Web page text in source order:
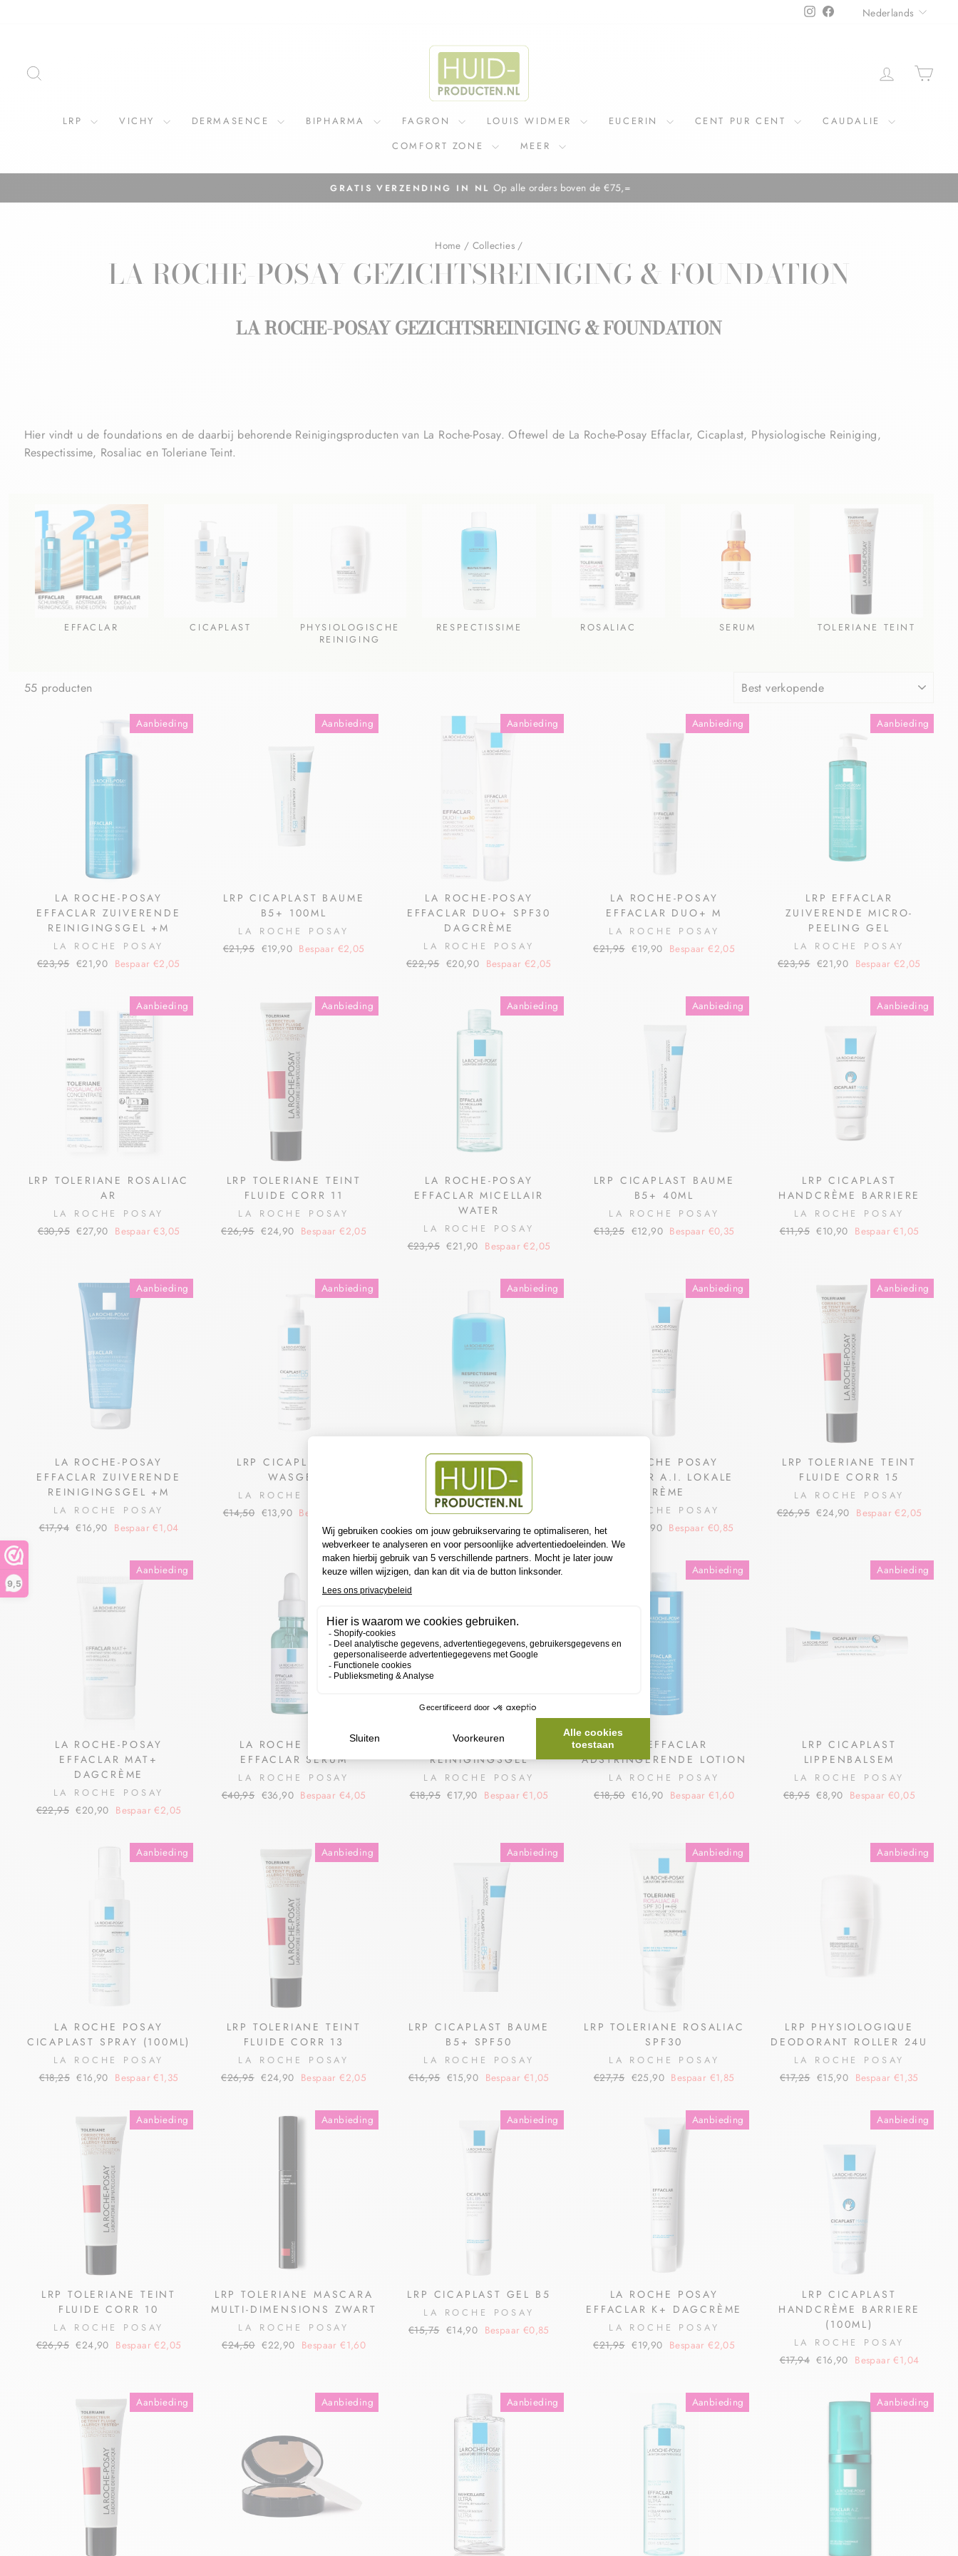
9,5
InstagramFacebookTAAL
Nederlands
LRP VICHY DERMASENCE BIPHARMA FAGRON LOUIS WIDMER EUCERIN CENT PUR CENT
CAUDALIE
COMFORT ZONE
MEER
Diavoorstelling
GRATIS VERZENDING IN NL Op alle orders boven de €75,=
Home / Collecties /
LA ROCHE-POSAY GEZICHTSREINIGING & FOUNDATION
LA ROCHE-POSAY GEZICHTSREINIGING & FOUNDATION
Hier vindt u de foundations en de daarbij behorende Reinigingsproducten van La Roche-Posay. Oftewel de La Roche-Posay Effaclar, Cicaplast, Physiologische Reiniging,
Respectissime, Rosaliac en Toleriane Teint.
EFFACLAR CICAPLAST
PHYSIOLOGISCHE
REINIGING
RESPECTISSIME ROSALIAC SERUM TOLERIANE TEINT
55 producten
Aanbieding
LA ROCHE-POSAY
EFFACLAR ZUIVERENDE
REINIGINGSGEL +M
LA ROCHE POSAY
€23,95 €21,90 Bespaar €2,05
Aanbieding
LRP CICAPLAST BAUME
B5+ 100ML
LA ROCHE POSAY
€21,95 €19,90 Bespaar €2,05
Aanbieding
LA ROCHE-POSAY
EFFACLAR DUO+ SPF30
DAGCRÈME
LA ROCHE POSAY
€22,95 €20,90 Bespaar €2,05
Aanbieding
LA ROCHE-POSAY
EFFACLAR DUO+ M
LA ROCHE POSAY
€21,95 €19,90 Bespaar €2,05
Aanbieding
LRP EFFACLAR
ZUIVERENDE MICRO-
PEELING GEL
LA ROCHE POSAY
€23,95 €21,90 Bespaar €2,05
Aanbieding
LRP TOLERIANE ROSALIAC
AR
LA ROCHE POSAY
€30,95 €27,90 Bespaar €3,05
Aanbieding
LRP TOLERIANE TEINT
FLUIDE CORR 11
LA ROCHE POSAY
€26,95 €24,90 Bespaar €2,05
Aanbieding
LA ROCHE-POSAY
EFFACLAR MICELLAIR
WATER
LA ROCHE POSAY
€23,95 €21,90 Bespaar €2,05
Aanbieding
LRP CICAPLAST BAUME
B5+ 40ML
LA ROCHE POSAY
€13,25 €12,90 Bespaar €0,35
Aanbieding
LRP CICAPLAST
HANDCRÈME BARRIERE
LA ROCHE POSAY
€11,95 €10,90 Bespaar €1,05
Aanbieding
LA ROCHE-POSAY
EFFACLAR ZUIVERENDE
REINIGINGSGEL +M
LA ROCHE POSAY
€17,94 €16,90 Bespaar €1,04
Aanbieding
LRP CICAPLAST B5
WASGEL
LA ROCHE POSAY
€14,50 €13,90 Bespaar €0,60
Aanbieding
LRP RESPECTISSIME
WATERPROOF OOG-
MAKEUP REINIGING
LA ROCHE POSAY
€20,50 €18,90 Bespaar €1,60
Aanbieding
LA ROCHE POSAY
EFFACLAR A.I. LOKALE
CRÈME
LA ROCHE POSAY
€17,75 €16,90 Bespaar €0,85
Aanbieding
LRP TOLERIANE TEINT
FLUIDE CORR 15
LA ROCHE POSAY
€26,95 €24,90 Bespaar €2,05
Aanbieding
LA ROCHE-POSAY
EFFACLAR MAT+
DAGCRÈME
LA ROCHE POSAY
€22,95 €20,90 Bespaar €2,05
Aanbieding
LA ROCHE POSAY
EFFACLAR SERUM
LA ROCHE POSAY
€40,95 €36,90 Bespaar €4,05
Aanbieding
LRP ROSALIAC MICELLAIRE
REINIGINGSGEL
LA ROCHE POSAY
€18,95 €17,90 Bespaar €1,05
Aanbieding
LRP EFFACLAR
ADSTRINGERENDE LOTION
LA ROCHE POSAY
€18,50 €16,90 Bespaar €1,60
Aanbieding
LRP CICAPLAST
LIPPENBALSEM
LA ROCHE POSAY
€8,95 €8,90 Bespaar €0,05
Aanbieding
LA ROCHE POSAY
CICAPLAST SPRAY (100ML)
LA ROCHE POSAY
€18,25 €16,90 Bespaar €1,35
Aanbieding
LRP TOLERIANE TEINT
FLUIDE CORR 13
LA ROCHE POSAY
€26,95 €24,90 Bespaar €2,05
Aanbieding
LRP CICAPLAST BAUME
B5+ SPF50
LA ROCHE POSAY
€16,95 €15,90 Bespaar €1,05
Aanbieding
LRP TOLERIANE ROSALIAC
SPF30
LA ROCHE POSAY
€27,75 €25,90 Bespaar €1,85
Aanbieding
LRP PHYSIOLOGIQUE
DEODORANT ROLLER 24U
LA ROCHE POSAY
€17,25 €15,90 Bespaar €1,35
Aanbieding
LRP TOLERIANE TEINT
FLUIDE CORR 10
LA ROCHE POSAY
€26,95 €24,90 Bespaar €2,05
Aanbieding
LRP TOLERIANE MASCARA
MULTI-DIMENSIONS ZWART
LA ROCHE POSAY
€24,50 €22,90 Bespaar €1,60
Aanbieding
LRP CICAPLAST GEL B5
LA ROCHE POSAY
€15,75 €14,90 Bespaar €0,85
Aanbieding
LA ROCHE POSAY
EFFACLAR K+ DAGCRÈME
LA ROCHE POSAY
€21,95 €19,90 Bespaar €2,05
Aanbieding
LRP CICAPLAST
HANDCRÈME BARRIERE
(100ML)
LA ROCHE POSAY
€17,94 €16,90 Bespaar €1,04
Aanbieding Aanbieding Aanbieding Aanbieding Aanbieding